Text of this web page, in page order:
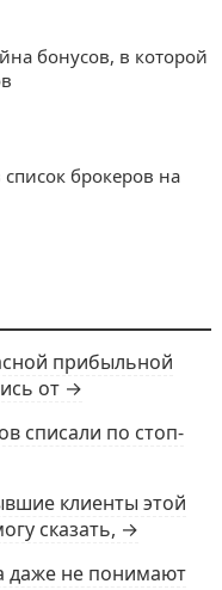
бонусов, в которой
брокеров на
прибыльной
от →
списали по стоп-
клиенты этой
сказать, →
даже не понимают